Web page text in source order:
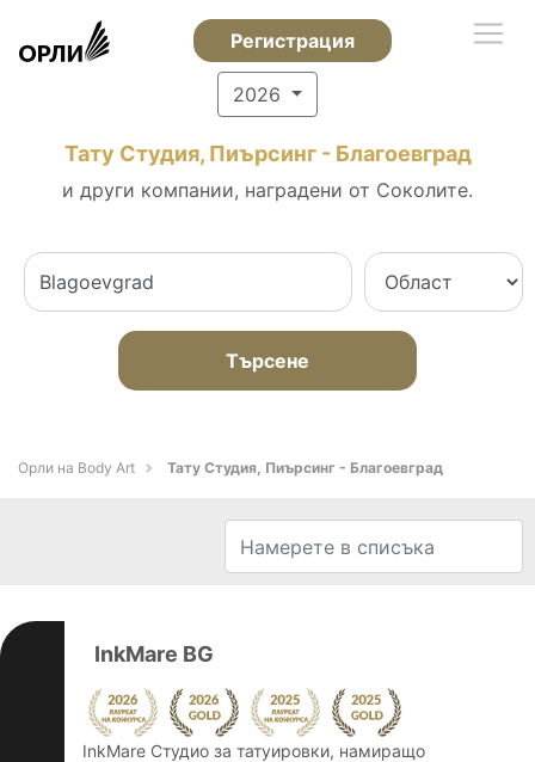
Регистрация
2026
Тату Студия, Пиърсинг - Благоевград
и други компании, наградени от Соколите.
Търсене
Орли на Body Art Тату Студия, Пиърсинг - Благоевград
InkMare BG
InkMare Студио за татуировки, намиращо